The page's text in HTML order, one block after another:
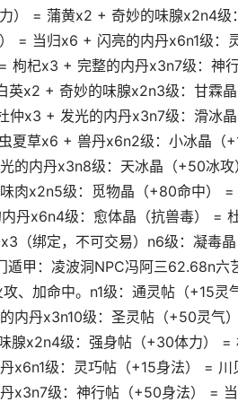
） = 蒲黄x2 + 奇妙的味腺x2n4
= 当归x6 + 闪亮的内丹x6n1级：
枸杞x3 + 完整的内丹x3n7级：神
英x2 + 奇妙的味腺x2n3级：甘霖
仲x3 + 发光的内丹x3n7级：滑冰
夏草x6 + 兽丹x6n2级：小冰晶（
的内丹x3n8级：天冰晶（+50冰
肉x2n5级：觅物晶（+80命中）
丹x6n4级：愈体晶（抗兽毒） =
（绑定，不可交易）n6级：凝毒
遁甲：凌波洞NPC冯阿三62.68n六
、加命中。n1级：通灵帖（+15
内丹x3n10级：圣灵帖（+50灵气
腺x2n4级：强身帖（+30体力）
x6n1级：灵巧帖（+15身法） =
x3n7级：神行帖（+50身法） =